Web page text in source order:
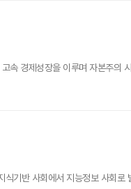
경제성장을 이루며 자본주의
기반 사회에서 지능정보 사회